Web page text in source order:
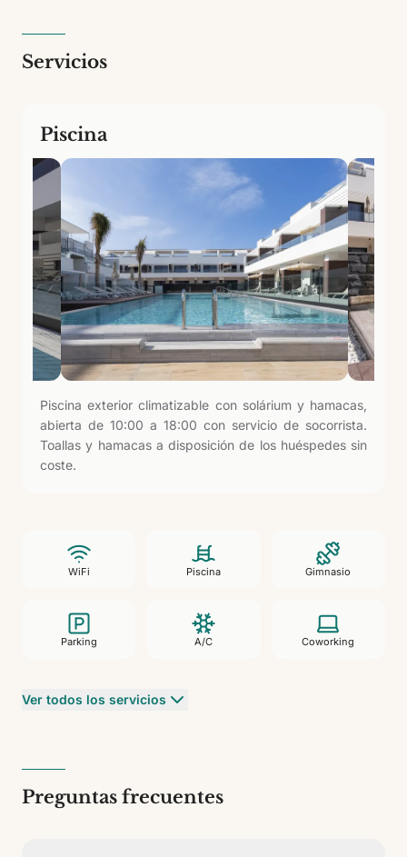
Servicios
Piscina
Piscina exterior climatizable con solárium y hamacas,
abierta de 10:00 a 18:00 con servicio de socorrista.
Toallas y hamacas a disposición de los huéspedes sin
coste.
WiFi Piscina Gimnasio
Parking A/C Coworking
Ver todos los servicios
Preguntas frecuentes